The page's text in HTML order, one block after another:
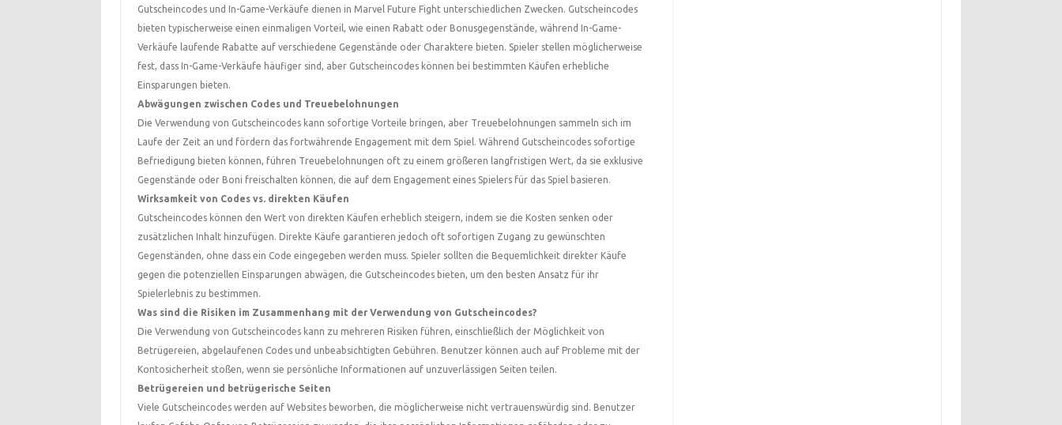
Gutscheincodes und In-Game-Verkäufe dienen in Marvel Future Fight unterschiedlichen Zwecken. Gutscheincodes
bieten typischerweise einen einmaligen Vorteil, wie einen Rabatt oder Bonusgegenstände, während In-Game-
Verkäufe laufende Rabatte auf verschiedene Gegenstände oder Charaktere bieten. Spieler stellen möglicherweise
fest, dass In-Game-Verkäufe häufiger sind, aber Gutscheincodes können bei bestimmten Käufen erhebliche
Einsparungen bieten.
Abwägungen zwischen Codes und Treuebelohnungen
Die Verwendung von Gutscheincodes kann sofortige Vorteile bringen, aber Treuebelohnungen sammeln sich im
Laufe der Zeit an und fördern das fortwährende Engagement mit dem Spiel. Während Gutscheincodes sofortige
Befriedigung bieten können, führen Treuebelohnungen oft zu einem größeren langfristigen Wert, da sie exklusive
Gegenstände oder Boni freischalten können, die auf dem Engagement eines Spielers für das Spiel basieren.
Wirksamkeit von Codes vs. direkten Käufen
Gutscheincodes können den Wert von direkten Käufen erheblich steigern, indem sie die Kosten senken oder
zusätzlichen Inhalt hinzufügen. Direkte Käufe garantieren jedoch oft sofortigen Zugang zu gewünschten
Gegenständen, ohne dass ein Code eingegeben werden muss. Spieler sollten die Bequemlichkeit direkter Käufe
gegen die potenziellen Einsparungen abwägen, die Gutscheincodes bieten, um den besten Ansatz für ihr
Spielerlebnis zu bestimmen.
Was sind die Risiken im Zusammenhang mit der Verwendung von Gutscheincodes?
Die Verwendung von Gutscheincodes kann zu mehreren Risiken führen, einschließlich der Möglichkeit von
Betrügereien, abgelaufenen Codes und unbeabsichtigten Gebühren. Benutzer können auch auf Probleme mit der
Kontosicherheit stoßen, wenn sie persönliche Informationen auf unzuverlässigen Seiten teilen.
Betrügereien und betrügerische Seiten
Viele Gutscheincodes werden auf Websites beworben, die möglicherweise nicht vertrauenswürdig sind. Benutzer